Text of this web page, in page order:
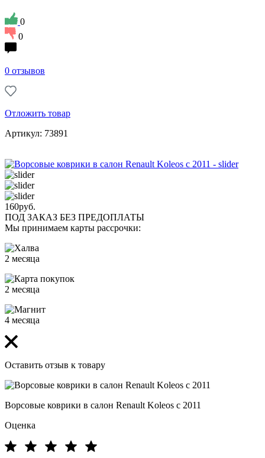
0
0
0 отзывов
Отложить товар
Артикул: 73891
160руб.
ПОД ЗАКАЗ БЕЗ ПРЕДОПЛАТЫ
Мы принимаем карты рассрочки:
2 месяца
2 месяца
4 месяца
Оставить отзыв к товару
Ворсовые коврики в салон Renault Koleos с 2011
Оценка